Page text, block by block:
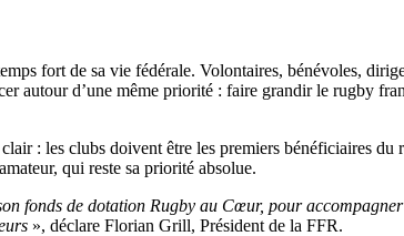
fort de sa vie fédérale. Volontaires, bénévoles,
autour d’une même priorité : faire grandir le rugby
: les clubs doivent être les premiers bénéficiaires du
qui reste sa priorité absolue.
fonds de dotation Rugby au Cœur, pour
», déclare Florian Grill, Président de la FFR.